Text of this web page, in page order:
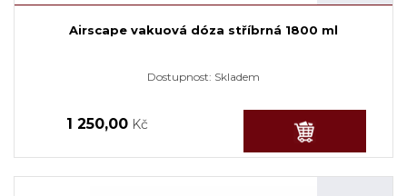
Airscape vakuová dóza stříbrná 1800 ml
Dostupnost: Skladem
1 250,00 Kč